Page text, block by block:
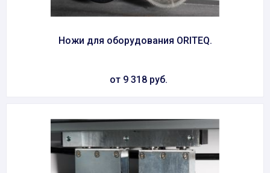
Ножи для оборудования ORITEQ.
от 9 318 руб.